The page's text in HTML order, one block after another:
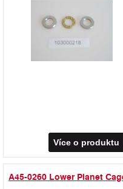
Více o produktu
A45-0260 Lower Planet